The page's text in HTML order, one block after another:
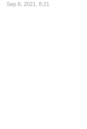
Sep 8, 2021, 8:21